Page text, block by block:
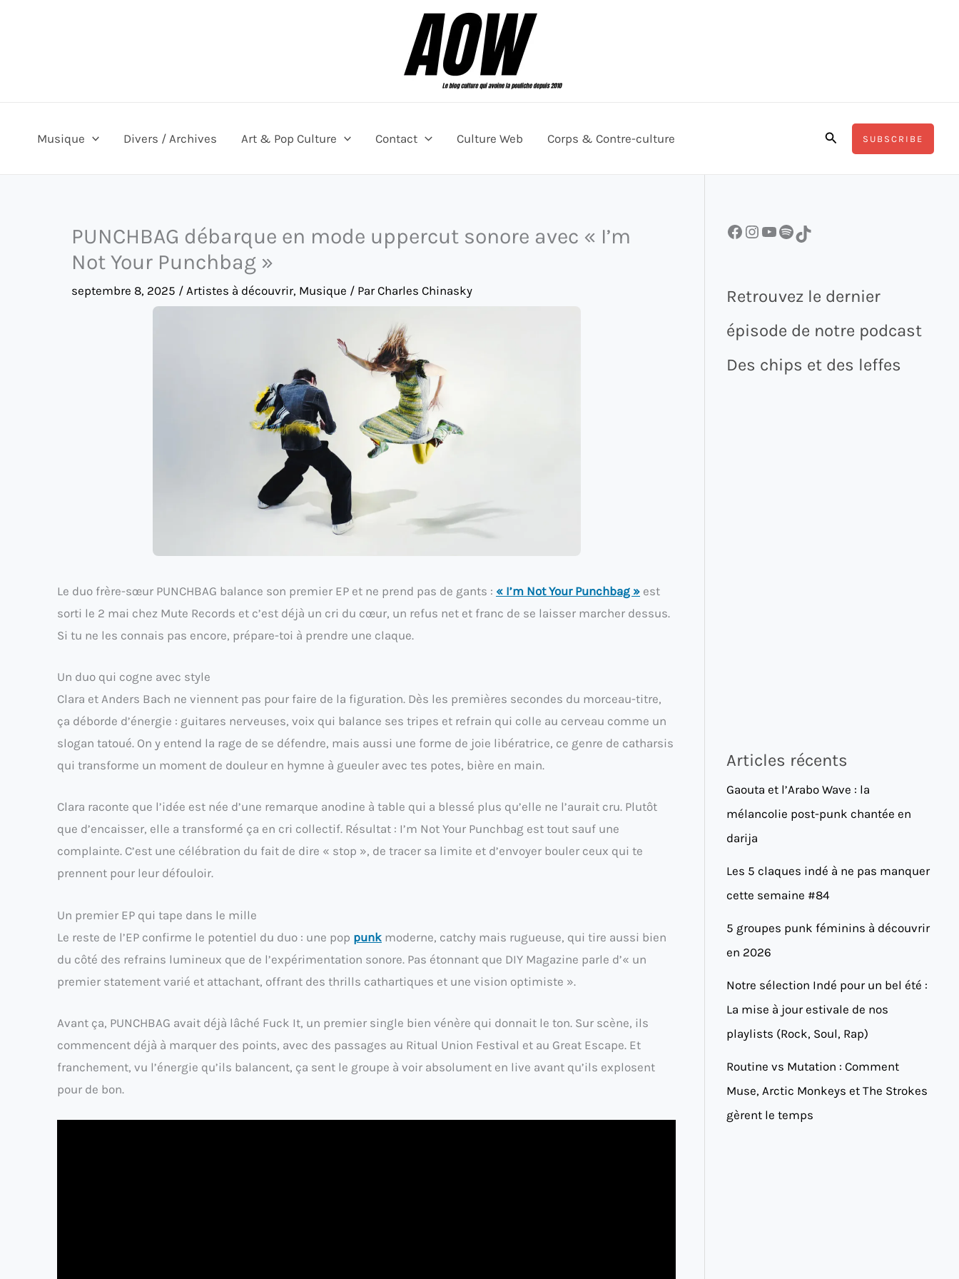
Musique Divers / Archives Art & Pop Culture Contact Culture Web Corps & Contre-culture RechercherSUBSCRIBE
PUNCHBAG débarque en mode uppercut sonore avec « I’m
Not Your Punchbag »
septembre 8, 2025 / Artistes à découvrir, Musique / ParCharles Chinasky
Le duo frère-sœur PUNCHBAG balance son premier EP et ne prend pas de gants : « I’m Not Your Punchbag » est
sorti le 2 mai chez Mute Records et c’est déjà un cri du cœur, un refus net et franc de se laisser marcher dessus.
Si tu ne les connais pas encore, prépare-toi à prendre une claque.
Un duo qui cogne avec style
Clara et Anders Bach ne viennent pas pour faire de la figuration. Dès les premières secondes du morceau-titre,
ça déborde d’énergie : guitares nerveuses, voix qui balance ses tripes et refrain qui colle au cerveau comme un
slogan tatoué. On y entend la rage de se défendre, mais aussi une forme de joie libératrice, ce genre de catharsis
qui transforme un moment de douleur en hymne à gueuler avec tes potes, bière en main.
Clara raconte que l’idée est née d’une remarque anodine à table qui a blessé plus qu’elle ne l’aurait cru. Plutôt
que d’encaisser, elle a transformé ça en cri collectif. Résultat : I’m Not Your Punchbag est tout sauf une
complainte. C’est une célébration du fait de dire « stop », de tracer sa limite et d’envoyer bouler ceux qui te
prennent pour leur défouloir.
Un premier EP qui tape dans le mille
Le reste de l’EP confirme le potentiel du duo : une pop punk moderne, catchy mais rugueuse, qui tire aussi bien
du côté des refrains lumineux que de l’expérimentation sonore. Pas étonnant que DIY Magazine parle d’« un
premier statement varié et attachant, offrant des thrills cathartiques et une vision optimiste ».
Avant ça, PUNCHBAG avait déjà lâché Fuck It, un premier single bien vénère qui donnait le ton. Sur scène, ils
commencent déjà à marquer des points, avec des passages au Ritual Union Festival et au Great Escape. Et
franchement, vu l’énergie qu’ils balancent, ça sent le groupe à voir absolument en live avant qu’ils explosent
pour de bon.
Facebook InstagramYouTube Spotify TikTok
Retrouvez le dernier
épisode de notre podcast
Des chips et des leffes
Articles récents
Gaouta et l’Arabo Wave : la
mélancolie post-punk chantée en
darija
Les 5 claques indé à ne pas manquer
cette semaine #84
5 groupes punk féminins à découvrir
en 2026
Notre sélection Indé pour un bel été :
La mise à jour estivale de nos
playlists (Rock, Soul, Rap)
Routine vs Mutation : Comment
Muse, Arctic Monkeys et The Strokes
gèrent le temps